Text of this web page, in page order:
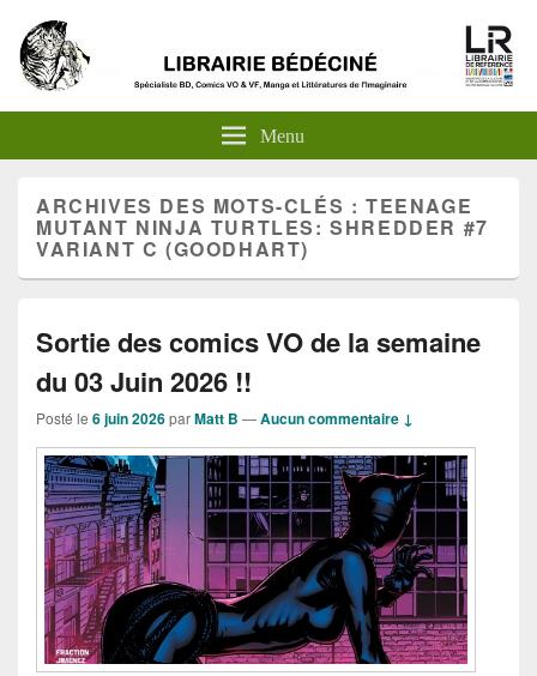
Menu
ARCHIVES DES MOTS-CLÉS :TEENAGE
MUTANT NINJA TURTLES: SHREDDER #7
VARIANT C (GOODHART)
Sortie des comics VO de la semaine
du 03 Juin 2026 !!
Posté le 6 juin 2026parMatt B —Aucun commentaire ↓